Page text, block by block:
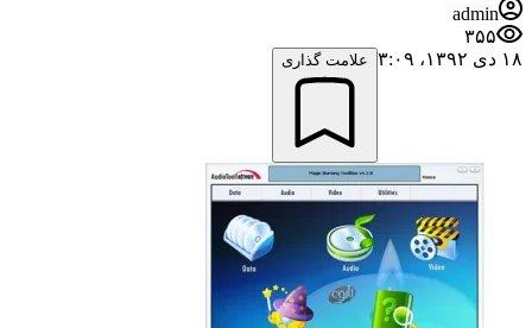
admin
۳۵۵
۱۸ دی ۱۳۹۲،‏ ۳:۰۹
علامت گذاری